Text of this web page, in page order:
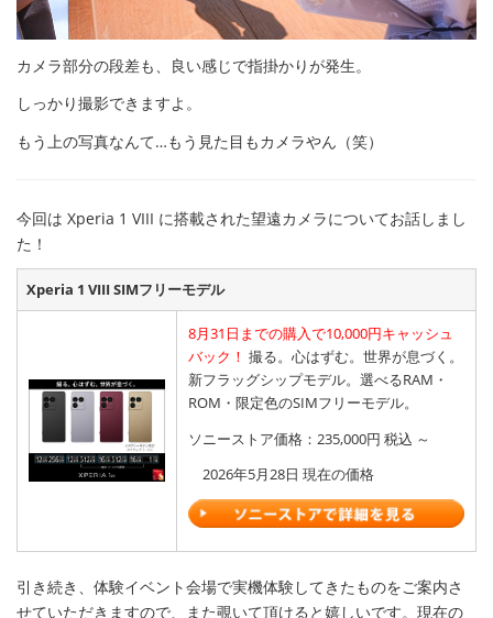
カメラ部分の段差も、良い感じで指掛かりが発生。
しっかり撮影できますよ。
もう上の写真なんて…もう見た目もカメラやん（笑）
今回は Xperia 1 VIII に搭載された望遠カメラについてお話しまし
た！
Xperia 1 VIII SIMフリーモデル
8月31日までの購入で10,000円キャッシュ
バック！ 撮る。心はずむ。世界が息づく。
新フラッグシップモデル。選べるRAM・
ROM・限定色のSIMフリーモデル。
ソニーストア価格：235,000円 税込 ～
2026年5月28日 現在の価格
引き続き、体験イベント会場で実機体験してきたものをご案内さ
せていただきますので、また覗いて頂けると嬉しいです。現在の